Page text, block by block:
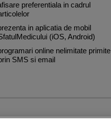
preferentiala in cadrul
in aplicatia de mobil
(iOS, Android)
online nelimitate primite
SMS si email